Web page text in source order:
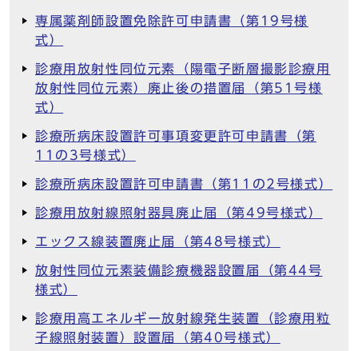
専属薬剤師設置免除許可申請書（第19号様
式）
診療用放射性同位元素（陽電子断層撮影診療用
放射性同位元素）廃止後の措置届（第51号様
式）
診療所病床設置許可事項変更許可申請書（第
11の3号様式）
診療所病床設置許可申請書（第11の2号様式）
診療用放射線照射器具廃止届（第49号様式）
エックス線装置廃止届（第48号様式）
放射性同位元素装備診療機器設置届（第44号
様式）
診療用高エネルギー放射線発生装置（診療用粒
子線照射装置）設置届（第40号様式）